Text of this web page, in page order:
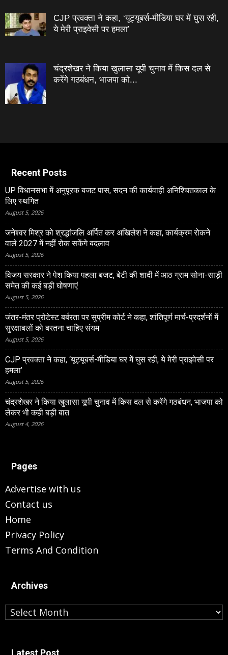
CJP प्रवक्ता ने कहा, ‘यूट्यूबर्स-मीडिया घर में घुस रही,
ये मेरी प्राइवेसी पर हमला’
चंद्रशेखर ने किया खुलासा यूपी चुनाव में किस दल से
करेंगे गठबंधन, भाजपा को...
Recent Posts
UP विधानसभा में अनुपूरक बजट पास, सदन की कार्यवाही अनिश्चितकाल के
लिए स्थगित
August 5, 2026
जनेश्‍वर मिश्र को श्रद्धांजलि अर्पित कर अखिलेश ने कहा, कार्यक्रम रोकने
वाले 2027 में नहीं रोक सकेंगे बदलाव
August 5, 2026
विजय सरकार ने पेश किया पहला बजट, बेटी की शादी में आठ ग्राम सोना-साड़ी
समेत की कई बड़ी घोषणाएं
August 5, 2026
जंतर-मंतर प्रोटेस्‍ट बर्बरता पर सुप्रीम कोर्ट ने कहा, शांतिपूर्ण मार्च-प्रदर्शनों में
सुरक्षाबलों को बरतना चाहिए संयम
August 5, 2026
CJP प्रवक्ता ने कहा, ‘यूट्यूबर्स-मीडिया घर में घुस रही, ये मेरी प्राइवेसी पर
हमला’
August 5, 2026
चंद्रशेखर ने किया खुलासा यूपी चुनाव में किस दल से करेंगे गठबंधन, भाजपा को
लेकर भी कही बड़ी बात
August 4, 2026
Pages
Advertise with us
Contact us
Home
Privacy Policy
Terms And Condition
Archives
Archives
Latest Post